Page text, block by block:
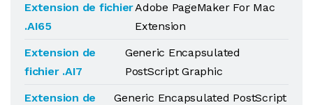
Extension de fichier
.AI65
Adobe PageMaker For Mac
Extension
Extension de
fichier .AI7
Generic Encapsulated
PostScript Graphic
Extension de
Generic Encapsulated PostScript